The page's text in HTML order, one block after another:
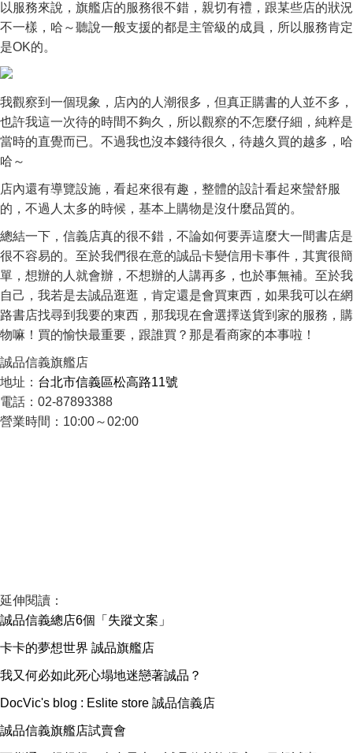
以服務來說，旗艦店的服務很不錯，親切有禮，跟某些店的狀況
不一樣，哈～聽說一般支援的都是主管級的成員，所以服務肯定
是OK的。
我觀察到一個現象，店內的人潮很多，但真正購書的人並不多，
也許我這一次待的時間不夠久，所以觀察的不怎麼仔細，純粹是
當時的直覺而已。不過我也沒本錢待很久，待越久買的越多，哈
哈～
店內還有導覽設施，看起來很有趣，整體的設計看起來蠻舒服
的，不過人太多的時候，基本上購物是沒什麼品質的。
總結一下，信義店真的很不錯，不論如何要弄這麼大一間書店是
很不容易的。至於我們很在意的誠品卡變信用卡事件，其實很簡
單，想辦的人就會辦，不想辦的人講再多，也於事無補。至於我
自己，我若是去誠品逛逛，肯定還是會買東西，如果我可以在網
路書店找尋到我要的東西，那我現在會選擇送貨到家的服務，購
物嘛！買的愉快最重要，跟誰買？那是看商家的本事啦！
誠品信義旗艦店
地址： 台北市信義區松高路11號
電話：02-87893388
營業時間：10:00～02:00
延伸閱讀：
誠品信義總店6個「失蹤文案」
卡卡的夢想世界 誠品旗艦店
我又何必如此死心塌地迷戀著誠品？
DocVic's blog : Eslite store 誠品信義店
誠品信義旗艦店試賣會